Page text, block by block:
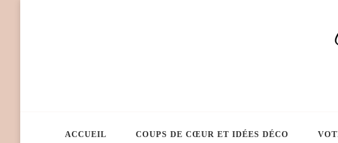
ACCUEIL COUPS DE CŒUR ET IDÉES DÉCO